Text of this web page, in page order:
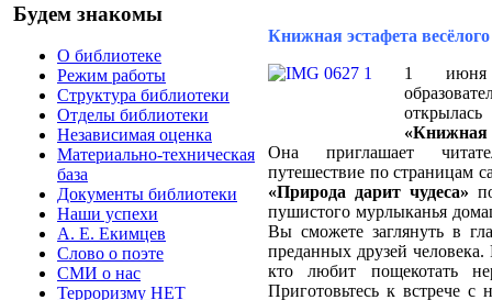
Будем знакомы
О библиотеке
Режим работы
Структура библиотеки
Отделы библиотеки
Независимая оценка
Материально-техническая
база
Документы библиотеки
Наши успехи
А. Е. Екимцев
Слово о поэте
СМИ о нас
Терроризму НЕТ
Книжная эстафета
1 июня
«Книжная
Она приглашает
путешествие по страницам
«Природа дарит чудеса»
пушистого мурлыканья
Вы сможете заглянуть в
преданных друзей человека.
кто любит пощекотать
Приготовьтесь к встрече с